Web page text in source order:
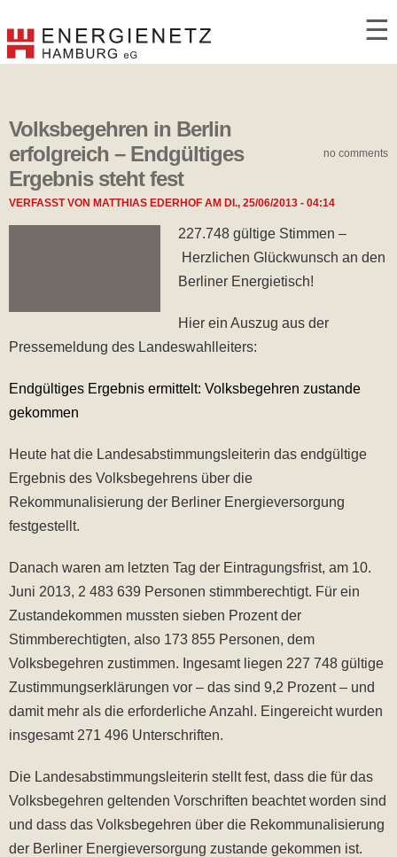
☰
no comments
Volksbegehren in Berlin
erfolgreich – Endgültiges
Ergebnis steht fest
VERFASST VON MATTHIAS EDERHOFAM DI., 25/06/2013 - 04:14
227.748 gültige Stimmen –
Herzlichen Glückwunsch an den
Berliner Energietisch!
Hier ein Auszug aus der
Pressemeldung des Landeswahlleiters:
Endgültiges Ergebnis ermittelt: Volksbegehren zustande
gekommen
Heute hat die Landesabstimmungsleiterin das endgültige
Ergebnis des Volksbegehrens über die
Rekommunalisierung der Berliner Energieversorgung
festgestellt.
Danach waren am letzten Tag der Eintragungsfrist, am 10.
Juni 2013, 2 483 639 Personen stimmberechtigt. Für ein
Zustandekommen mussten sieben Prozent der
Stimmberechtigten, also 173 855 Personen, dem
Volksbegehren zustimmen. Ingesamt liegen 227 748 gültige
Zustimmungserklärungen vor – das sind 9,2 Prozent – und
damit mehr als die erforderliche Anzahl. Eingereicht wurden
insgesamt 271 496 Unterschriften.
Die Landesabstimmungsleiterin stellt fest, dass die für das
Volksbegehren geltenden Vorschriften beachtet worden sind
und dass das Volksbegehren über die Rekommunalisierung
der Berliner Energieversorgung zustande gekommen ist.